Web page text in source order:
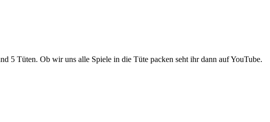
5 Tüten. Ob wir uns alle Spiele in die Tüte packen seht ihr dann auf YouTube.